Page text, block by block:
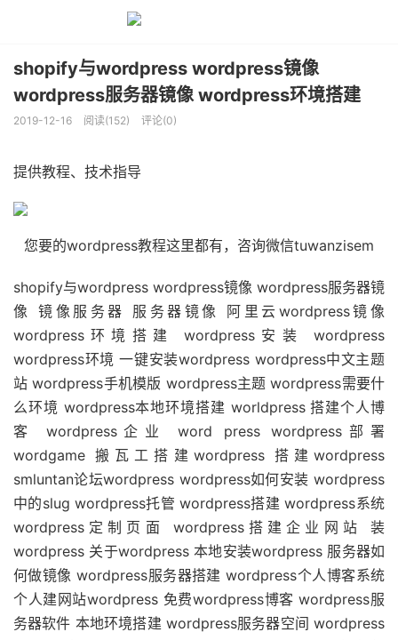
shopify与wordpress wordpress镜像
wordpress服务器镜像 wordpress环境搭建
2019-12-16 阅读(152) 评论(0)
提供教程、技术指导
您要的wordpress教程这里都有，咨询微信tuwanzisem
shopify与wordpress wordpress镜像 wordpress服务器镜
像 镜像服务器 服务器镜像 阿里云wordpress镜像
wordpress环境搭建 wordpress安装 wordpress
wordpress环境 一键安装wordpress wordpress中文主题
站 wordpress手机模版 wordpress主题 wordpress需要什
么环境 wordpress本地环境搭建 worldpress 搭建个人博
客 wordpress企业 word press wordpress部署
wordgame 搬瓦工搭建wordpress 搭建wordpress
smluntan论坛wordpress wordpress如何安装 wordpress
中的slug wordpress托管 wordpress搭建 wordpress系统
wordpress定制页面 wordpress搭建企业网站 装
wordpress 关于wordpress 本地安装wordpress 服务器如
何做镜像 wordpress服务器搭建 wordpress个人博客系统
个人建网站wordpress 免费wordpress博客 wordpress服
务器软件 本地环境搭建 wordpress服务器空间 wordpress